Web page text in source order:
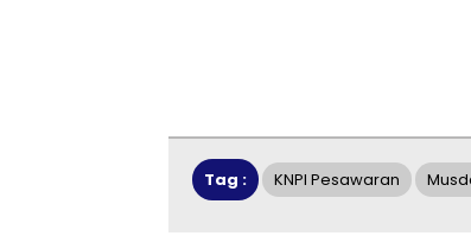
Tag : KNPI Pesawaran